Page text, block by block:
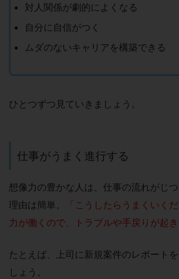
対人関係が劇的によくなる
自分に自信がつく
ムダのないキャリアを構築できる
ひとつずつ見ていきましょう。
仕事がうまく進行する
想像力の豊かな人は、仕事の流れがじつ
理由は簡単。
「こうしたらうまくいく
力が働くので、トラブルや手戻りが起
たとえば、上司に新規案件のレポート
しょう。